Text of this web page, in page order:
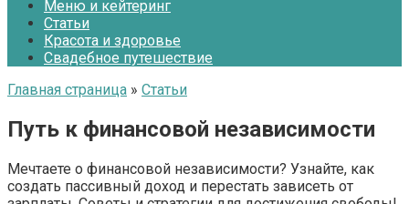
Меню и кейтеринг
Статьи
Красота и здоровье
Свадебное путешествие
Главная страница » Статьи
Путь к финансовой независимости
Мечтаете о финансовой независимости? Узнайте, как
создать пассивный доход и перестать зависеть от